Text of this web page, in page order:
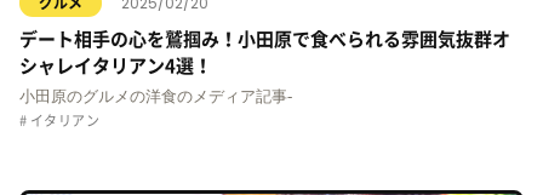
デート相手の心を鷲掴み！小田原で食べられる雰囲気抜群オ
シャレイタリアン4選！
小田原のグルメの洋食のメディア記事-
イタリアン